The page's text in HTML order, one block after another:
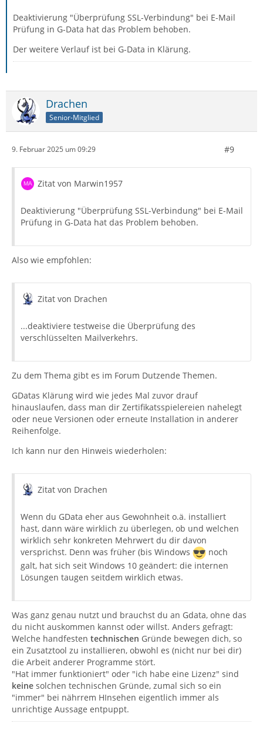
Deaktivierung "Überprüfung SSL-Verbindung" bei E-Mail
Prüfung in G-Data hat das Problem behoben.
Der weitere Verlauf ist bei G-Data in Klärung.
Drachen
Senior-Mitglied
9. Februar 2025 um 09:29 #9
Zitat von Marwin1957
Deaktivierung "Überprüfung SSL-Verbindung" bei E-Mail
Prüfung in G-Data hat das Problem behoben.
Also wie empfohlen:
Zitat von Drachen
...deaktiviere testweise die Überprüfung des
verschlüsselten Mailverkehrs.
Zu dem Thema gibt es im Forum Dutzende Themen.
GDatas Klärung wird wie jedes Mal zuvor drauf
hinauslaufen, dass man dir Zertifikatsspielereien nahelegt
oder neue Versionen oder erneute Installation in anderer
Reihenfolge.
Ich kann nur den Hinweis wiederholen:
Zitat von Drachen
Wenn du GData eher aus Gewohnheit o.ä. installiert
hast, dann wäre wirklich zu überlegen, ob und welchen
wirklich sehr konkreten Mehrwert du dir davon
versprichst. Denn was früher (bis Windows
noch
galt, hat sich seit Windows 10 geändert: die internen
Lösungen taugen seitdem wirklich etwas.
Was ganz genau nutzt und brauchst du an Gdata, ohne das
du nicht auskommen kannst oder willst. Anders gefragt:
Welche handfesten technischen Gründe bewegen dich, so
ein Zusatztool zu installieren, obwohl es (nicht nur bei dir)
die Arbeit anderer Programme stört.
"Hat immer funktioniert" oder "ich habe eine Lizenz" sind
keine solchen technischen Gründe, zumal sich so ein
"immer" bei nährrem HInsehen eigentlich immer als
unrichtige Aussage entpuppt.